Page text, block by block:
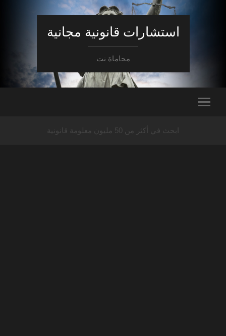
استشارات قانونية مجانية
محاماة نت
ابحث في أكثر من 50 مليون معلومة قانونية